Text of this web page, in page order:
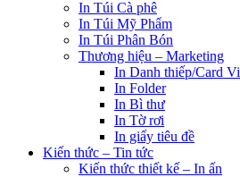
In Túi Cà phê
In Túi Mỹ Phẩm
In Túi Phân Bón
Thương hiệu – Marketing
In Danh thiếp/Card
In Folder
In Bì thư
In Tờ rơi
In giấy tiêu đề
Kiến thức – Tin tức
Kiến thức thiết kế – In ấn